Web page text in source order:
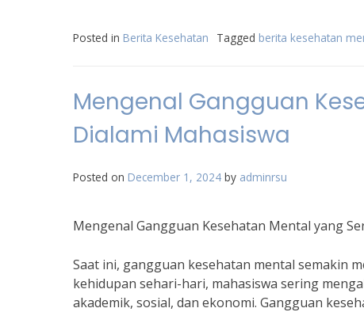
Posted in Berita Kesehatan Tagged berita kesehatan
Mengenal Gangguan
Dialami Mahasiswa
Posted on December 1, 2024 by adminrsu
Mengenal Gangguan Kesehatan Mental yang
Saat ini, gangguan kesehatan mental semakin
kehidupan sehari-hari, mahasiswa sering
akademik, sosial, dan ekonomi. Gangguan